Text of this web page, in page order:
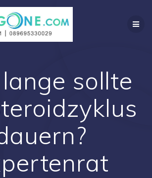
Skip
content
sollte